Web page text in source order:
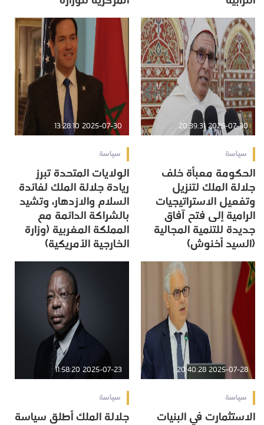
2025-07-30 20:39:31
سياسة
الحكومة معبأة خلف
جلالة الملك لتنزيل
وتفعيل الاستراتيجيات
الرامية إلى فتح آفاق
جديدة للتنمية المجالية
(السيد أخنوش)
2025-07-30 13:28:10
سياسة
الولايات المتحدة تبرز
ريادة جلالة الملك لفائدة
السلام والازدهار، وتشيد
بالشراكة الدائمة مع
المملكة المغربية (وزارة
الخارجية الأمريكية)
2025-07-28 20:40:28
سياسة
الاستثمارت في البنيات
2025-07-23 11:58:20
سياسة
جلالة الملك أطلق سياسة